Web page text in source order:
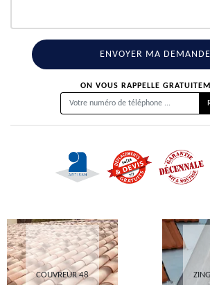
ON VOUS RAPPELLE
COUVREUR 48